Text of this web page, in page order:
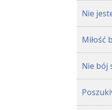
Nie
Miłość
Nie bój